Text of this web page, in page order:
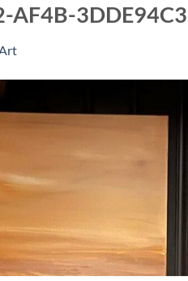
AF4B-